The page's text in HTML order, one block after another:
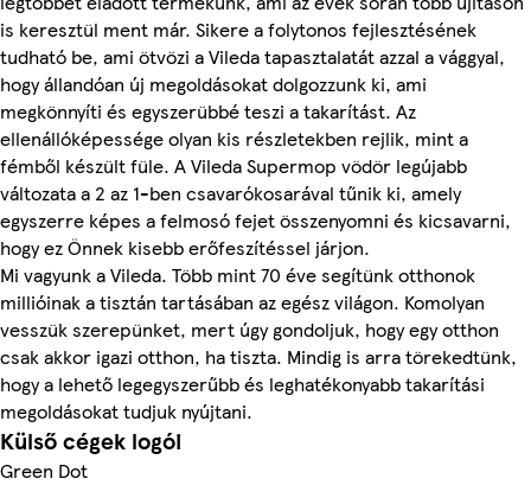
is keresztül ment már. Sikere a folytonos fejlesztésének
tudható be, ami ötvözi a Vileda tapasztalatát azzal a vággyal,
hogy állandóan új megoldásokat dolgozzunk ki, ami
megkönnyíti és egyszerübbé teszi a takarítást. Az
ellenállóképessége olyan kis részletekben rejlik, mint a
fémből készült füle. A Vileda Supermop vödör legújabb
változata a 2 az 1-ben csavarókosarával tűnik ki, amely
egyszerre képes a felmosó fejet összenyomni és kicsavarni,
hogy ez Önnek kisebb erőfeszítéssel járjon.
Mi vagyunk a Vileda. Több mint 70 éve segítünk otthonok
millióinak a tisztán tartásában az egész világon. Komolyan
vesszük szerepünket, mert úgy gondoljuk, hogy egy otthon
csak akkor igazi otthon, ha tiszta. Mindig is arra törekedtünk,
hogy a lehető legegyszerűbb és leghatékonyabb takarítási
megoldásokat tudjuk nyújtani.
Külső cégek logói
Green Dot